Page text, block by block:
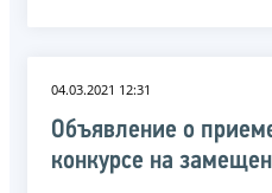
04.03.2021 12:31
Объявление о
конкурсе на